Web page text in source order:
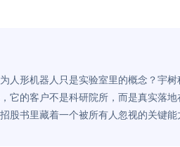
别再用汽车USB给
花钱买宝马，启动先看蜘
人形机器人只是实验室里的概念？宇
它的客户不是科研院所，而是真实落
股书里藏着一个被所有人忽视的关键